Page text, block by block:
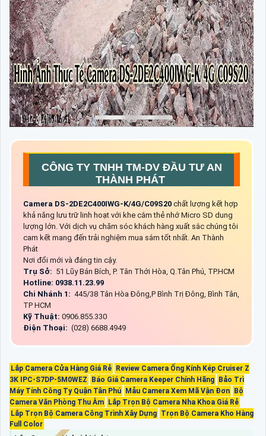
CÔNG TY TNHH TM-DV ĐẦU TƯ AN
THÀNH PHÁT
Camera DS-2DE2C400IWG-K/4G/C09S20 chất lượng kết hợp
khả năng lưu trữ linh hoạt với khe cắm thẻ nhớ Micro SD dung
lượng lớn. Với dịch vụ chăm sóc khách hàng xuất sắc chúng tôi
cam kết mang đến trải nghiệm mua sắm tốt nhất. An Thành
Phát
Nơi đổi mới và đáng tin cậy.
Trụ Sở: 51 Lũy Bán Bích, P. Tân Thới Hòa, Q.Tân Phú, TP.HCM
Hotline: 0938.11.23.99
Chi Nhánh 1: 445/38 Tân Hòa Đông,P Bình Trị Đông, Bình Tân,
TP HCM
Kỹ Thuật: 0906.855.330
Điện Thoại: (028) 6688.4949
Lắp Camera Cửa Hàng Giá Rẻ Review Camera Ống Kính Kép Cruiser Z
3K IPC-S7DP-5M0WEZ
Báo Giá Camera Keeper Chính Hãng Bảo Trì
Máy Tính Công Ty Quận Tân Phú Mẫu Camera Xem Mã Vận Đơn Bộ
Camera Văn Phòng Thu Âm Lắp Trọn Bộ Camera Nha Khoa Giá Rẻ
Lắp Trọn Bộ Camera Công Trình Xây Dựng Trọn Bộ Camera Kho Hàng
Full Color